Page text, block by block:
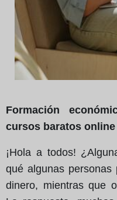
Formación
cursos baratos
¡Hola a todos!
qué algunas
dinero, mientras que